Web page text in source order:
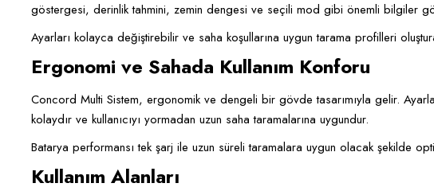
göstergesi, derinlik tahmini, zemin dengesi ve seçili mod gibi önemli bilgiler
Ayarları kolayca değiştirebilir ve saha koşullarına uygun tarama profilleri
Ergonomi ve Sahada Kullanım Konforu
Concord Multi Sistem, ergonomik ve dengeli bir gövde tasarımıyla gelir.
kolaydır ve kullanıcıyı yormadan uzun saha taramalarına uygundur.
Batarya performansı tek şarj ile uzun süreli taramalara uygun olacak şekilde
Kullanım Alanları